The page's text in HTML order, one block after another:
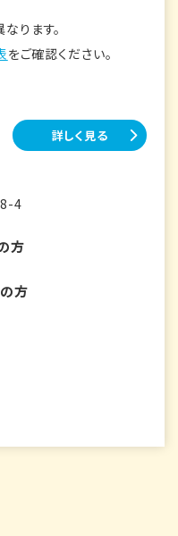
ります。
をご確認ください。
詳しく見る
4
方
方